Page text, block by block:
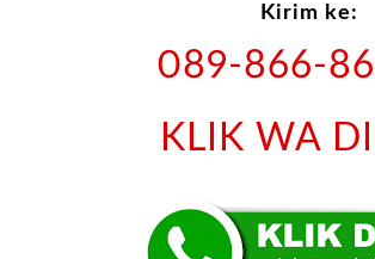
Kirim ke:
089-866-
KLIK WA DI